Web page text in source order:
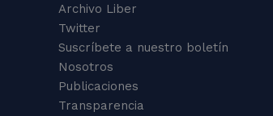
Archivo Liber
Twitter
Suscríbete a nuestro boletín
Nosotros
Publicaciones
Transparencia